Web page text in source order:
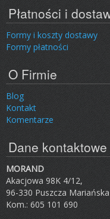
Płatności i
Formy i koszty dostawy
Formy płatności
O Firmie
Blog
Kontakt
Komentarze
Dane kontaktowe
MORAND
Akacjowa 98K 4/12,
96-330 Puszcza
Kom.: 605 101 690